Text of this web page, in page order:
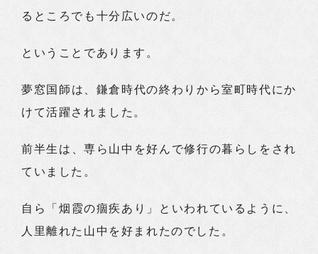
るところでも十分広いのだ。
ということであります。
夢窓国師は、鎌倉時代の終わりから室町時代にか
けて活躍されました。
前半生は、専ら山中を好んで修行の暮らしをされ
ていました。
自ら「烟霞の痼疾あり」といわれているように、
人里離れた山中を好まれたのでした。